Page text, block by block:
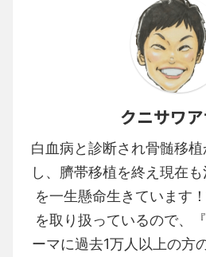
クニサワ
白血病と診断され骨髄移
し、臍帯移植を終え現在
を一生懸命生きています
を取り扱っているので、
ーマに過去1万人以上の方